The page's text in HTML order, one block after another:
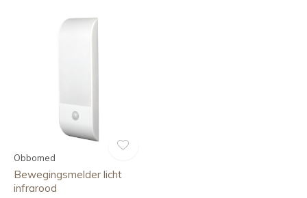
Obbomed
Bewegingsmelder licht
infrarood